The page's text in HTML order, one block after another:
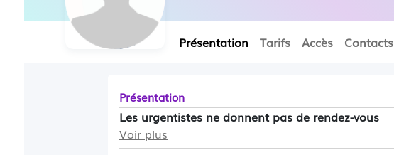
Présentation Tarifs Accès Contacts
Présentation
Les urgentistes ne donnent pas de rendez-vous
Voir plus